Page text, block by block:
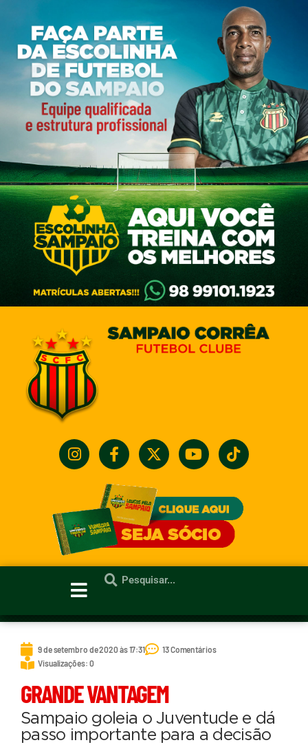
9 de setembro de 2020 às 17:31
13 Comentários
Visualizações: 0
GRANDE VANTAGEM
Sampaio goleia o Juventude e dá
passo importante para a decisão